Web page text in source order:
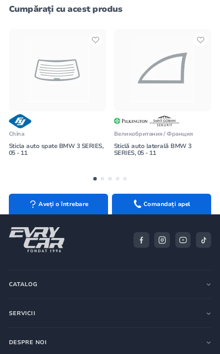
Cumpărați cu acest produs
China
Sticla auto spate BMW 3 SERIES,
05 - 11
Великобритания / Франция
Sticlă auto laterală BMW 3
SERIES, 05 - 11
Aveți o întrebare Comandați apel
CATALOG
SERVICII
DESPRE NOI